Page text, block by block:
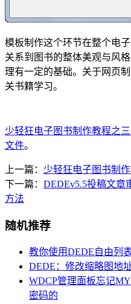
模板制作这个环节在整个电
关系到图书的整体美观与风
理有一定的基础。关于网页
关书籍学习。
少轻狂电子图书制作教程之
文件。
上一篇： 少轻狂电子图书制
下一篇： DEDEv5.5投稿文章
方法
随机推荐
教你使用DEDE自由列
DEDE：修改缩略图地
WDCP管理面板忘记
密码的